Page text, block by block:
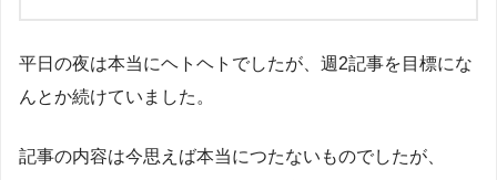
平日の夜は本当にヘトヘトでしたが、週2記事を目標にな
んとか続けていました。
記事の内容は今思えば本当につたないものでしたが、